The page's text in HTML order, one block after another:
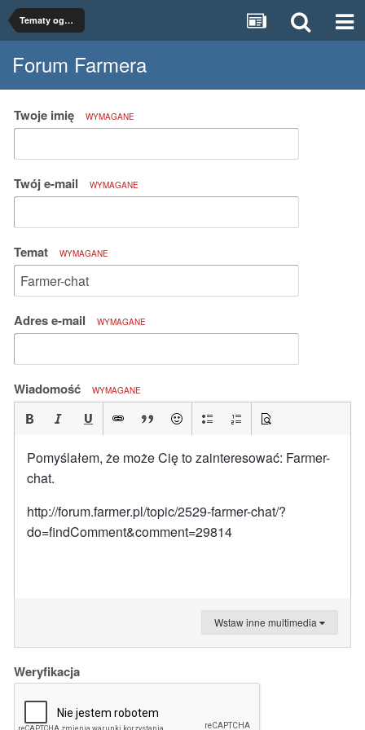
Tematy ogólne
Forum Farmera
Twoje imię WYMAGANE
Twój e-mail WYMAGANE
Temat WYMAGANE
Adres e-mail WYMAGANE
Wiadomość WYMAGANE
Pomyślałem, że może Cię to zainteresować: Farmer-
chat.
http://forum.farmer.pl/topic/2529-farmer-chat/?
do=findComment&comment=29814
Wstaw inne multimedia
Weryfikacja